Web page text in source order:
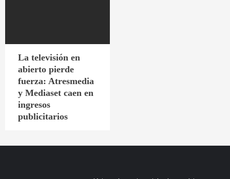
La televisión en
abierto pierde
fuerza: Atresmedia
y Mediaset caen en
ingresos
publicitarios